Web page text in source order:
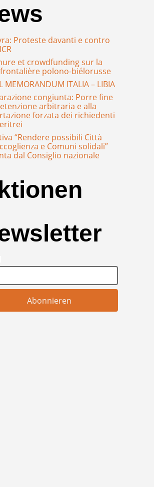
Proteste davanti e contro
et crowdfunding sur la
polono-biélorusse
MEMORANDUM ITALIA – LIBIA
congiunta: Porre fine
arbitraria e alla
forzata dei richiedenti
“Rendere possibili Città
e Comuni solidali”
dal Consiglio nazionale